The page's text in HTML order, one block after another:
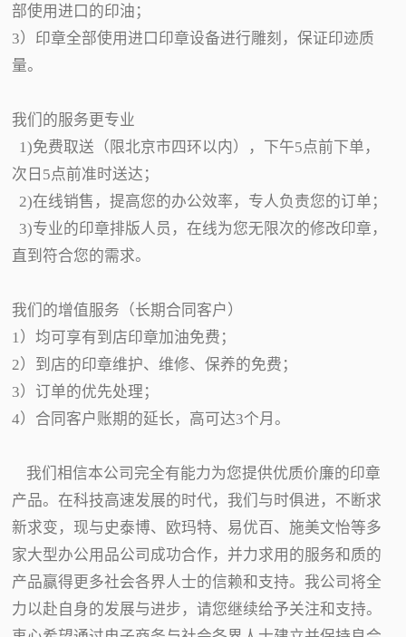
部使用进口的印油；
3）印章全部使用进口印章设备进行雕刻，保证印迹质
量。
我们的服务更专业
1)免费取送（限北京市四环以内），下午5点前下单，
次日5点前准时送达；
2)在线销售，提高您的办公效率，专人负责您的订单；
3)专业的印章排版人员，在线为您无限次的修改印章，
直到符合您的需求。
我们的增值服务（长期合同客户）
1）均可享有到店印章加油免费；
2）到店的印章维护、维修、保养的免费；
3）订单的优先处理；
4）合同客户账期的延长，高可达3个月。
我们相信本公司完全有能力为您提供优质价廉的印章
产品。在科技高速发展的时代，我们与时俱进，不断求
新求变，现与史泰博、欧玛特、易优百、施美文怡等多
家大型办公用品公司成功合作，并力求用的服务和质的
产品赢得更多社会各界人士的信赖和支持。我公司将全
力以赴自身的发展与进步，请您继续给予关注和支持。